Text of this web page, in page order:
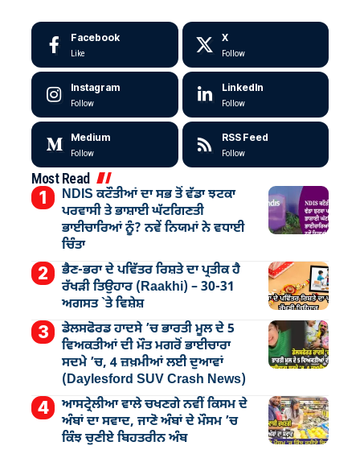
Facebook
Like
X
Follow
Instagram
Follow
LinkedIn
Follow
Medium
Follow
RSS Feed
Follow
Most Read
NDIS ਕਟੌਤੀਆਂ ਦਾ ਸਭ ਤੋਂ ਵੱਡਾ ਝਟਕਾ
ਪਰਵਾਸੀ ਤੇ ਭਾਸ਼ਾਈ ਘੱਟਗਿਣਤੀ
ਭਾਈਚਾਰਿਆਂ ਨੂੰ? ਨਵੇਂ ਨਿਯਮਾਂ ਨੇ ਵਧਾਈ
ਚਿੰਤਾ
ਭੈਣ-ਭਰਾ ਦੇ ਪਵਿੱਤਰ ਰਿਸ਼ਤੇ ਦਾ ਪ੍ਰਤੀਕ ਹੈ
ਰੱਖੜੀ ਤਿਉਹਾਰ (Raakhi) – 30-31
ਅਗਸਤ `ਤੇ ਵਿਸ਼ੇਸ਼
ਡੇਲਸਫੋਰਡ ਹਾਦਸੇ ’ਚ ਭਾਰਤੀ ਮੂਲ ਦੇ 5
ਵਿਅਕਤੀਆਂ ਦੀ ਮੌਤ ਮਗਰੋਂ ਭਾਈਚਾਰਾ
ਸਦਮੇ ’ਚ, 4 ਜ਼ਖ਼ਮੀਆਂ ਲਈ ਦੁਆਵਾਂ
(Daylesford SUV Crash News)
ਆਸਟ੍ਰੇਲੀਆ ਵਾਲੇ ਚਖਣਗੇ ਨਵੀਂ ਕਿਸਮ ਦੇ
ਅੰਬਾਂ ਦਾ ਸਵਾਦ, ਜਾਣੋ ਅੰਬਾਂ ਦੇ ਮੌਸਮ ’ਚ
ਕਿੰਝ ਚੁਣੀਏ ਬਿਹਤਰੀਨ ਅੰਬ